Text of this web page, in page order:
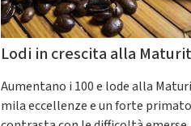
Lodi in crescita alla
Aumentano i 100 e lode alla
mila eccellenze e un forte